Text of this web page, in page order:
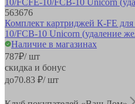
563676
Комплект картриджей К-FE
10/FCB-10 Unicorn (удаление
Наличие в магазинах
787₽/ шт
скидка и бонус
до70.83 ₽/ шт